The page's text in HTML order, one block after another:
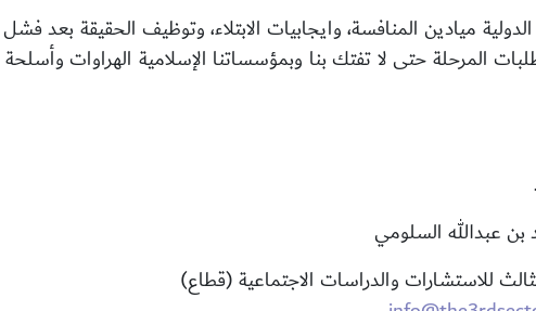
ميادين المنافسة، وايجابيات الابتلاء، وتوظيف الحقيقة بعد فشل
المرحلة حتى لا تفتك بنا وبمؤسساتنا الإسلامية الهراوات
عبدالله السلومي
للاستشارات والدراسات الاجتماعية (قطاع)